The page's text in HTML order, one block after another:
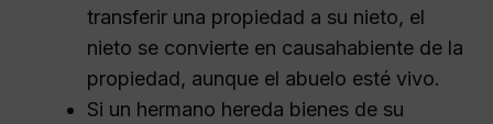
transferir una propiedad a su nieto, el
nieto se convierte en causahabiente de la
propiedad, aunque el abuelo esté vivo.
Si un hermano hereda bienes de su